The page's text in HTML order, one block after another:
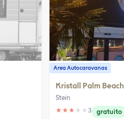
Area Autocaravanas
Kristall Palm Beach
Stein
★ ★ ★ ★ ★ 3 gratuito